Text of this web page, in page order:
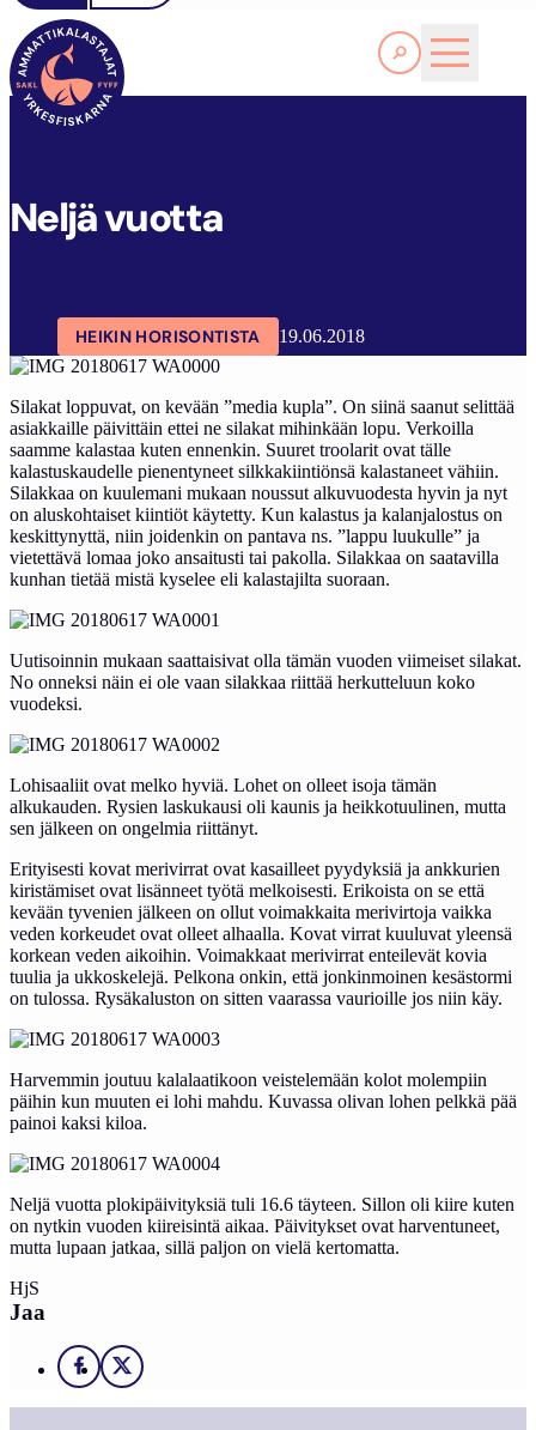
Lue lisää
SAKL
Neljä vuotta
HEIKIN HORISONTISTA 19.06.2018
Silakat loppuvat, on kevään ”media kupla”. On siinä saanut selittää
asiakkaille päivittäin ettei ne silakat mihinkään lopu. Verkoilla
saamme kalastaa kuten ennenkin. Suuret troolarit ovat tälle
kalastuskaudelle pienentyneet silkkakiintiönsä kalastaneet vähiin.
Silakkaa on kuulemani mukaan noussut alkuvuodesta hyvin ja nyt
on aluskohtaiset kiintiöt käytetty. Kun kalastus ja kalanjalostus on
keskittynyttä, niin joidenkin on pantava ns. ”lappu luukulle” ja
vietettävä lomaa joko ansaitusti tai pakolla. Silakkaa on saatavilla
kunhan tietää mistä kyselee eli kalastajilta suoraan.
Uutisoinnin mukaan saattaisivat olla tämän vuoden viimeiset silakat.
No onneksi näin ei ole vaan silakkaa riittää herkutteluun koko
vuodeksi.
Lohisaaliit ovat melko hyviä. Lohet on olleet isoja tämän
alkukauden. Rysien laskukausi oli kaunis ja heikkotuulinen, mutta
sen jälkeen on ongelmia riittänyt.
Erityisesti kovat merivirrat ovat kasailleet pyydyksiä ja ankkurien
kiristämiset ovat lisänneet työtä melkoisesti. Erikoista on se että
kevään tyvenien jälkeen on ollut voimakkaita merivirtoja vaikka
veden korkeudet ovat olleet alhaalla. Kovat virrat kuuluvat yleensä
korkean veden aikoihin. Voimakkaat merivirrat enteilevät kovia
tuulia ja ukkoskelejä. Pelkona onkin, että jonkinmoinen kesästormi
on tulossa. Rysäkaluston on sitten vaarassa vaurioille jos niin käy.
Harvemmin joutuu kalalaatikoon veistelemään kolot molempiin
päihin kun muuten ei lohi mahdu. Kuvassa olivan lohen pelkkä pää
painoi kaksi kiloa.
Neljä vuotta plokipäivityksiä tuli 16.6 täyteen. Sillon oli kiire kuten
on nytkin vuoden kiireisintä aikaa. Päivitykset ovat harventuneet,
mutta lupaan jatkaa, sillä paljon on vielä kertomatta.
HjS
Jaa
Facebook
X